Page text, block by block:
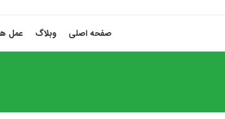
صفحه اصلی وبلاگ عمل